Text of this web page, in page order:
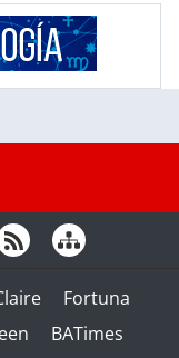
Fortuna
BATimes